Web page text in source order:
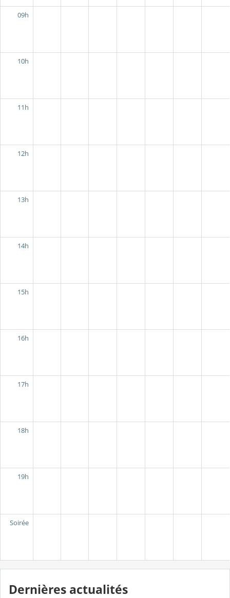
09h
10h
11h
12h
13h
14h
15h
16h
17h
18h
19h
Soirée
Dernières actualités